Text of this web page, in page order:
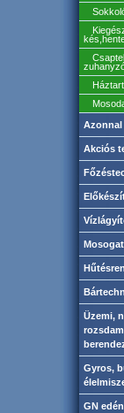
Azonnal
Akciós
Üzemi,
Gyros,
GN